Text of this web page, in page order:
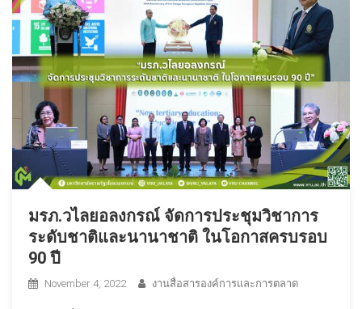
มรภ.วไลยอลงกรณ์ จัดการประชุมวิชาการ
ระดับชาติและนานาชาติ ในโอกาสครบรอบ
90 ปี
November 4, 2022 งานสื่อสารองค์การและการตลาด